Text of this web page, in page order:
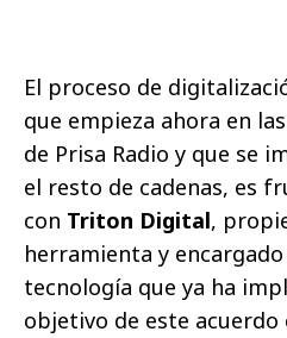
El proceso de
que empieza ahora en
de Prisa Radio y que se
el resto de cadenas, es
con Triton Digital,
herramienta y
tecnología que ya ha
objetivo de este acuerdo